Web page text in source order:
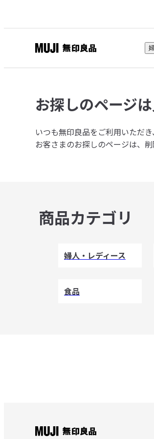
印
品
ネ
ト
ス
お探しのページは
いつも無印良品をご利用いただ
お客さまのお探しのページは、
商品カテゴリ
婦人・レディース
食品